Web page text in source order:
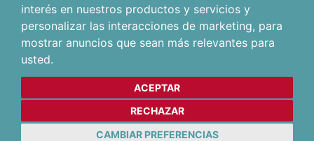
interés en nuestros productos y servicios y
personalizar las interacciones de marketing, para
mostrar anuncios que sean más relevantes para
usted.
ACEPTAR
RECHAZAR
CAMBIAR PREFERENCIAS